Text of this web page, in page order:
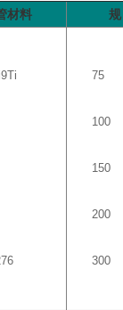
材料
75
100
150
200
300